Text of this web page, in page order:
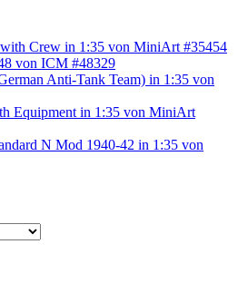
with Crew in 1:35 von MiniArt #35454
von ICM #48329
Anti-Tank Team) in 1:35 von
Equipment in 1:35 von MiniArt
N Mod 1940-42 in 1:35 von